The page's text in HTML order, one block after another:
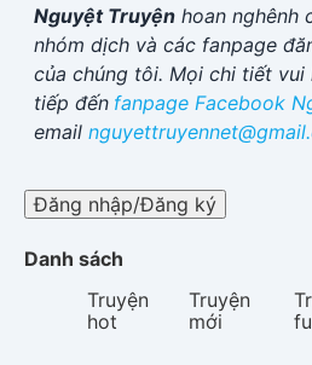
Nguyệt Truyện hoan nghênh
nhóm dịch và các fanpage
của chúng tôi. Mọi chi tiết
tiếp đến fanpage Facebook
email
Đăng nhập/Đăng ký
Danh sách
Truyện
hot
Truyện
mới